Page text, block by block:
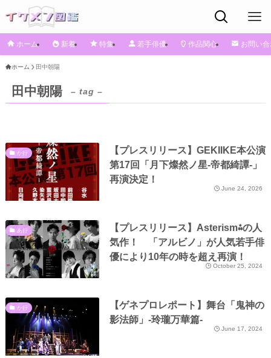
ホーム 新着 特集 若手俳優 作品関心 お問い
ホーム ⽥中朝陽
⽥中朝陽 – tag –
か行
【プレスリリース】GEKIIKE本公演
第17回「月下燦然ノ星-帝都綺譚-」
再演決定！
June 24, 2026
あ行
【プレスリリース】Asterism⁂の人
気作！ 「アルビノ」が人気若手俳
優により10年の時を超え再演！
October 25, 2024
か行
【ゲネプロレポート】舞台「⻤神の
影法師」-玲瓏万華篇-
June 17, 2024